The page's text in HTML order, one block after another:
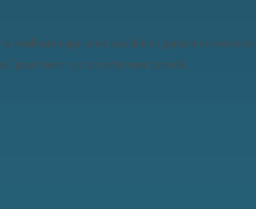
meilleure expérience possible en gardant en
pour fournir un consentement contrôlé.